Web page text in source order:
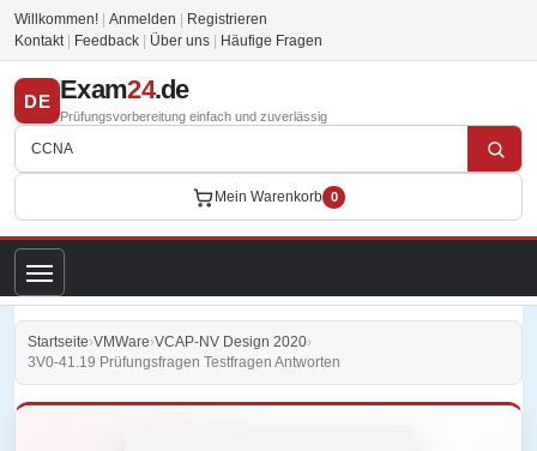
Willkommen! Anmelden
Registrieren
Kontakt
Feedback Über uns Häufige Fragen
DE Exam24.de
Prüfungsvorbereitung einfach und zuverlässig
Mein Warenkorb 0
Startseite›VMWare›VCAP-NV Design 2020›
3V0-41.19 Prüfungsfragen Testfragen Antworten